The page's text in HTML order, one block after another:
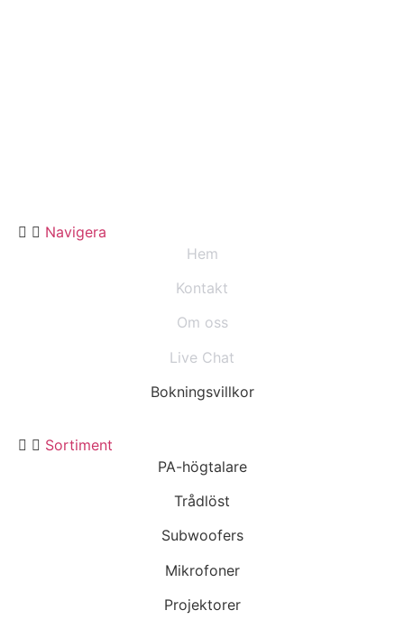
Navigera
Hem
Kontakt
Om oss
Live Chat
Bokningsvillkor
Sortiment
PA-högtalare
Trådlöst
Subwoofers
Mikrofoner
Projektorer